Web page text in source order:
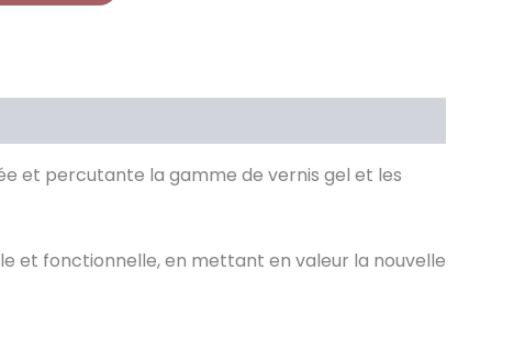
et percutante la gamme de vernis gel et les
et fonctionnelle, en mettant en valeur la nouvelle